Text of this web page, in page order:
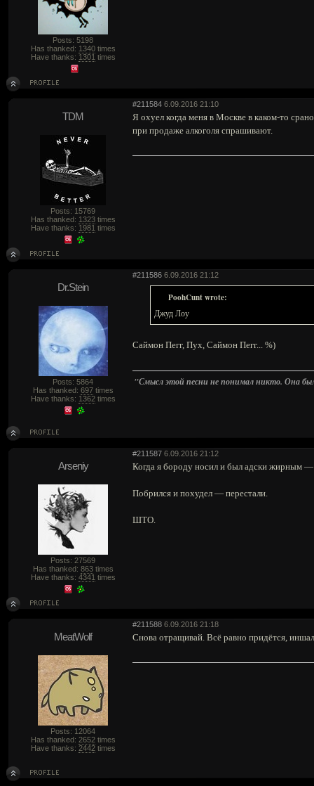
Posts: 5198
Has thanked: 1340times
Have thanks: 1301 times
#211584 6.09.2016 21:10
TDM
Posts: 15769
Has thanked: 1323times
Have thanks: 1981 times
Я охуел когда меня в Москве в каком-то
при продаже алкоголя спрашивают.
#211586 6.09.2016 21:12
Dr.Stein
Posts: 5864
Has thanked: 697times
Have thanks: 1362times
PoohCunt wrote:
Джуд Лоу
Саймон Пегг, Пух, Саймон Пегг... %)
"Смысл этой песни не понимал никто. Она была
#211587 6.09.2016 21:12
Arseniy
Posts: 27569
Has thanked: 863times
Have thanks: 4341 times
Когда я бороду носил и был адски жирным
Побрился и похудел — перестали.
ШТО.
#211588 6.09.2016 21:18
MeatWolf
Posts: 12064
Has thanked: 2652times
Have thanks: 2442times
Снова отращивай. Всё равно придётся,